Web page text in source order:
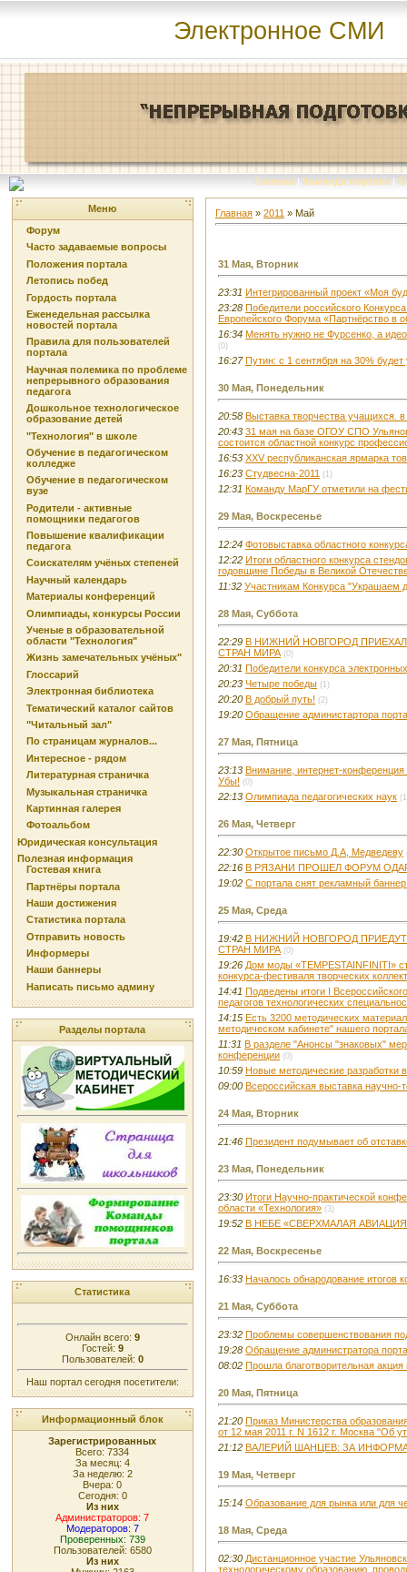
Электронное СМИ
Главная | Команда портала | О
Меню
Форум
Часто задаваемые вопросы
Положения портала
Летопись побед
Гордость портала
Еженедельная рассылка
новостей портала
Правила для пользователей
портала
Научная полемика по проблеме
непрерывного образования
педагога
Дошкольное технологическое
образование детей
"Технология" в школе
Обучение в педагогическом
колледже
Обучение в педагогическом
вузе
Родители - активные
помощники педагогов
Повышение квалификации
педагога
Соискателям учёных степеней
Научный календарь
Материалы конференций
Олимпиады, конкурсы России
Ученые в образовательной
области "Технология"
Жизнь замечательных учёных"
Глоссарий
Электронная библиотека
Тематический каталог сайтов
"Читальный зал"
По страницам журналов...
Интересное - рядом
Литературная страничка
Музыкальная страничка
Картинная галерея
Фотоальбом
Юридическая консультация
Полезная информация
Гостевая книга
Партнёры портала
Наши достижения
Статистика портала
Отправить новость
Информеры
Наши баннеры
Написать письмо админу
Разделы портала
Статистика
Онлайн всего: 9
Гостей: 9
Пользователей: 0
Наш портал сегодня посетители:
Информационный блок
Зарегистрированных
Всего: 7334
За месяц: 4
За неделю: 2
Вчера: 0
Сегодня: 0
Из них
Администраторов: 7
Модераторов: 7
Проверенных: 739
Пользователей: 6580
Из них
Главная » 2011 » Май
31 Мая, Вторник
23:31 Интегрированный проект «Моя
23:28 Победители российского
Европейского Форума «Партнёрство в
16:34 Менять нужно не Фурсенко, а
(0)
16:27 Путин: с 1 сентября на 30%
30 Мая, Понедельник
20:58 Выставка творчества учащихся. в
20:43 31 мая на базе ОГОУ СПО
состоится областной конкурс
16:53 XXV республиканская ярмарка
16:23 Студвесна-2011 (1)
12:31 Команду МарГУ отметили на
29 Мая, Воскресенье
12:24 Фотовыставка областного
12:22 Итоги областного конкурса
годовщине Победы в Великой
11:32 Участникам Конкурса "Украшаем
28 Мая, Суббота
22:29 В НИЖНИЙ НОВГОРОД
СТРАН МИРА (0)
20:31 Победители конкурса
20:23 Четыре победы (1)
20:20 В добрый путь! (2)
19:20 Обращение администартора
27 Мая, Пятница
23:13 Внимание, интернет-
Убы! (0)
22:13 Олимпиада педагогических наук
26 Мая, Четверг
22:30 Открытое письмо Д.А, Медведеву
22:16 В РЯЗАНИ ПРОШЕЛ ФОРУМ
19:02 С портала снят рекламный
25 Мая, Среда
19:42 В НИЖНИЙ НОВГОРОД
СТРАН МИРА (0)
19:26 Дом моды «TEMPESTAINFINITI»
конкурса-фестиваля творческих
14:41 Подведены итоги I
педагогов технологических
14:15 Есть 3200 методических
методическом кабинете" нашего
11:31 В разделе "Анонсы "знаковых"
конференции (0)
10:59 Новые методические разработки
09:00 Всероссийская выставка
24 Мая, Вторник
21:46 Президент подумывает об
23 Мая, Понедельник
23:30 Итоги Научно-практической
области «Технология» (3)
19:52 В НЕБЕ «СВЕРХМАЛАЯ
22 Мая, Воскресенье
16:33 Началось обнародование итогов
21 Мая, Суббота
23:32 Проблемы совершенствования
19:28 Обращение администратора
08:02 Прошла благотворительная
20 Мая, Пятница
21:20 Приказ Министерства
от 12 мая 2011 г. N 1612 г. Москва "Об
21:12 ВАЛЕРИЙ ШАНЦЕВ: ЗА
19 Мая, Четверг
15:14 Образование для рынка или для
18 Мая, Среда
02:30 Дистанционное участие
технологическому образованию,